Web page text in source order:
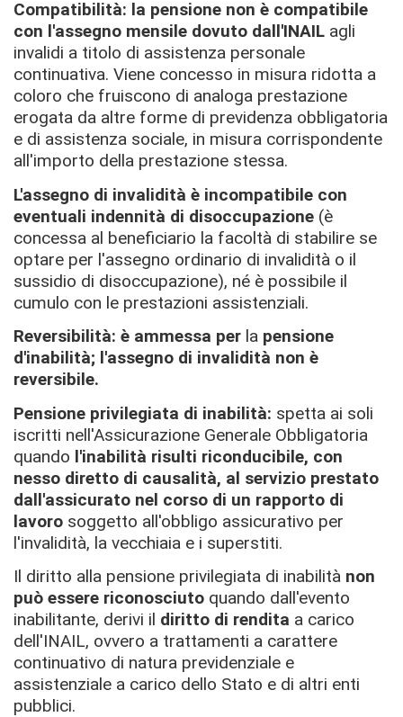
Compatibilità: la pensione non è compatibile
con l'assegno mensile dovuto dall'INAIL agli
invalidi a titolo di assistenza personale
continuativa. Viene concesso in misura ridotta a
coloro che fruiscono di analoga prestazione
erogata da altre forme di previdenza obbligatoria
e di assistenza sociale, in misura corrispondente
all'importo della prestazione stessa.
L'assegno di invalidità è incompatibile con
eventuali indennità di disoccupazione (è
concessa al beneficiario la facoltà di stabilire se
optare per l'assegno ordinario di invalidità o il
sussidio di disoccupazione), né è possibile il
cumulo con le prestazioni assistenziali.
Reversibilità: è ammessa per la pensione
d'inabilità; l'assegno di invalidità non è
reversibile.
Pensione privilegiata di inabilità: spetta ai soli
iscritti nell'Assicurazione Generale Obbligatoria
quando l'inabilità risulti riconducibile, con
nesso diretto di causalità, al servizio prestato
dall'assicurato nel corso di un rapporto di
lavoro soggetto all'obbligo assicurativo per
l'invalidità, la vecchiaia e i superstiti.
Il diritto alla pensione privilegiata di inabilità non
può essere riconosciuto quando dall'evento
inabilitante, derivi il diritto di rendita a carico
dell'INAIL, ovvero a trattamenti a carattere
continuativo di natura previdenziale e
assistenziale a carico dello Stato e di altri enti
pubblici.